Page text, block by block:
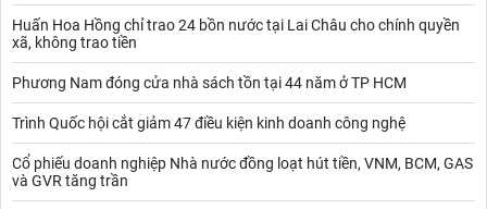
- Mức chênh lệch giá mua - giá bán trong phiên hôm trước và
hôm sau
- So sánh giá của vàng nhẫn với giá vàng miếng SJC và các loại
- Bảng cập nhật mới nhất về giá các loại vàng nhẫn tại các doanh
nghiệp kinh doanh vàng, bao gồm: vàng nhẫn 9999, nhẫn trơn,
nhẫn 24K, nhẫn SJC, nhẫn PNJ, nhẫn Doji,...
- Các thông tin thị trường liên quan đến giá vàng hôm naynhư:
Chính sách lãi suất, chính trị, kinh tế,...
Tổng quan về giá vàng nhẫn
Huấn Hoa Hồng chỉ trao 24 bồn nước tại Lai Châu cho chính quyền
xã, không trao tiền
Phương Nam đóng cửa nhà sách tồn tại 44 năm ở TP HCM
Trình Quốc hội cắt giảm 47 điều kiện kinh doanh công nghệ
Cổ phiếu doanh nghiệp Nhà nước đồng loạt hút tiền, VNM, BCM, GAS
và GVR tăng trần